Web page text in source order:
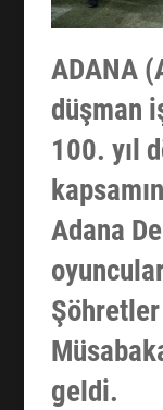
ADANA
düşman
100. yıl
Adana
geldi.